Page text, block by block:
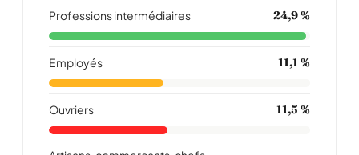
Professions intermédiaires 24,9 %
Employés 11,1 %
Ouvriers 11,5 %